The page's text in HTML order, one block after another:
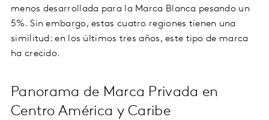
menos desarrollada para la Marca Blanca pesando un
5%. Sin embargo, estas cuatro regiones tienen una
similitud: en los últimos tres años, este tipo de marca
ha crecido.
Panorama de Marca Privada en
Centro América y Caribe